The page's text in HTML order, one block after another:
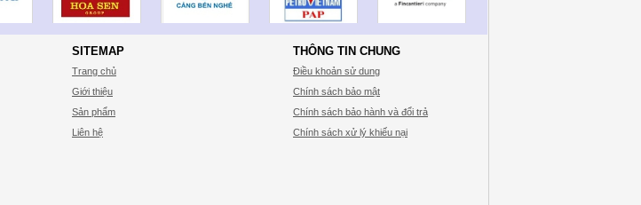
SITEMAP
Trang chủ
Giới thiệu
Sản phẩm
Liên hệ
THÔNG TIN CHUNG
Điều khoản sử dung
Chính sách bảo mật
Chính sách bảo hành và đổi trả
Chính sách xử lý khiếu nại